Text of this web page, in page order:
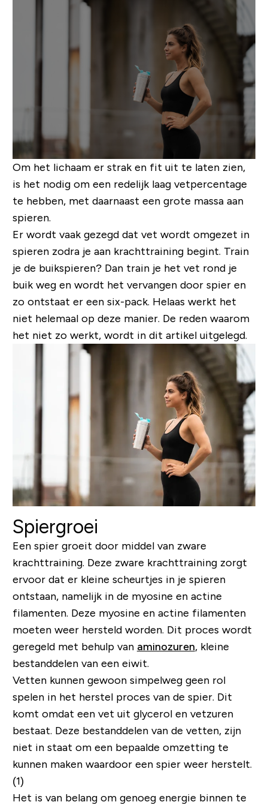
Om het lichaam er strak en fit uit te laten zien,
is het nodig om een redelijk laag vetpercentage
te hebben, met daarnaast een grote massa aan
spieren.
Er wordt vaak gezegd dat vet wordt omgezet in
spieren zodra je aan krachttraining begint. Train
je de buikspieren? Dan train je het vet rond je
buik weg en wordt het vervangen door spier en
zo ontstaat er een six-pack. Helaas werkt het
niet helemaal op deze manier. De reden waarom
het niet zo werkt, wordt in dit artikel uitgelegd.
Spiergroei
Een spier groeit door middel van zware
krachttraining. Deze zware krachttraining zorgt
ervoor dat er kleine scheurtjes in je spieren
ontstaan, namelijk in de myosine en actine
filamenten. Deze myosine en actine filamenten
moeten weer hersteld worden. Dit proces wordt
geregeld met behulp van aminozuren, kleine
bestanddelen van een eiwit.
Vetten kunnen gewoon simpelweg geen rol
spelen in het herstel proces van de spier. Dit
komt omdat een vet uit glycerol en vetzuren
bestaat. Deze bestanddelen van de vetten, zijn
niet in staat om een bepaalde omzetting te
kunnen maken waardoor een spier weer herstelt.
(1)
Het is van belang om genoeg energie binnen te